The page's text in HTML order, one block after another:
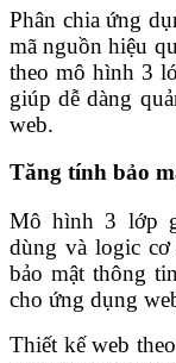
Phân chia ứng
mã nguồn hiệu
theo mô hình 3
giúp dễ dàng
web.
Tăng tính bảo
Mô hình 3 lớp
dùng và logic
bảo mật thông
cho ứng dụng
Thiết kế web